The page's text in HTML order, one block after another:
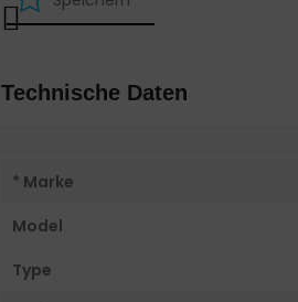
Technische Daten
* Marke
Model
Type